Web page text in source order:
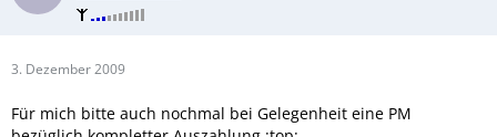
3. Dezember 2009
Für mich bitte auch nochmal bei Gelegenheit eine PM